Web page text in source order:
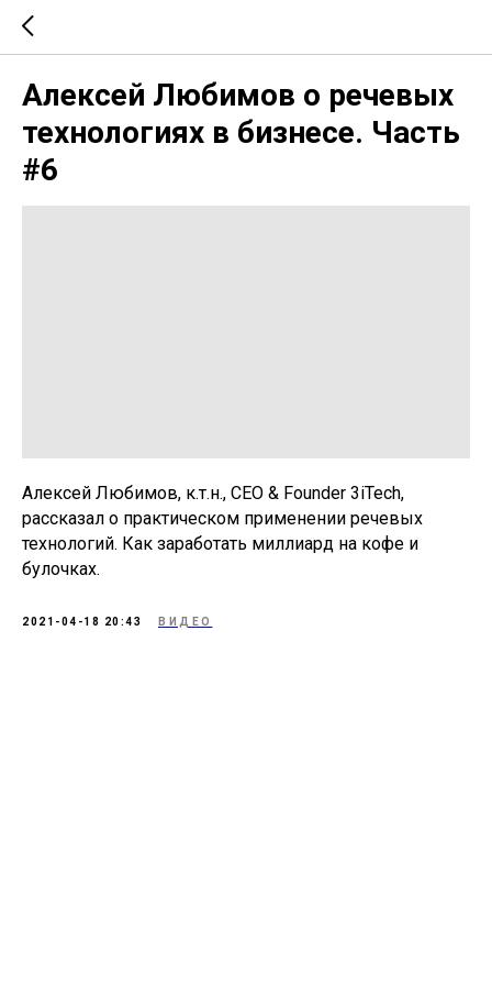
Алексей Любимов о речевых
технологиях в бизнесе. Часть
#6
Алексей Любимов, к.т.н., CEO & Founder 3iTech,
рассказал о практическом применении речевых
технологий. Как заработать миллиард на кофе и
булочках.
2021-04-18 20:43 ВИДЕО